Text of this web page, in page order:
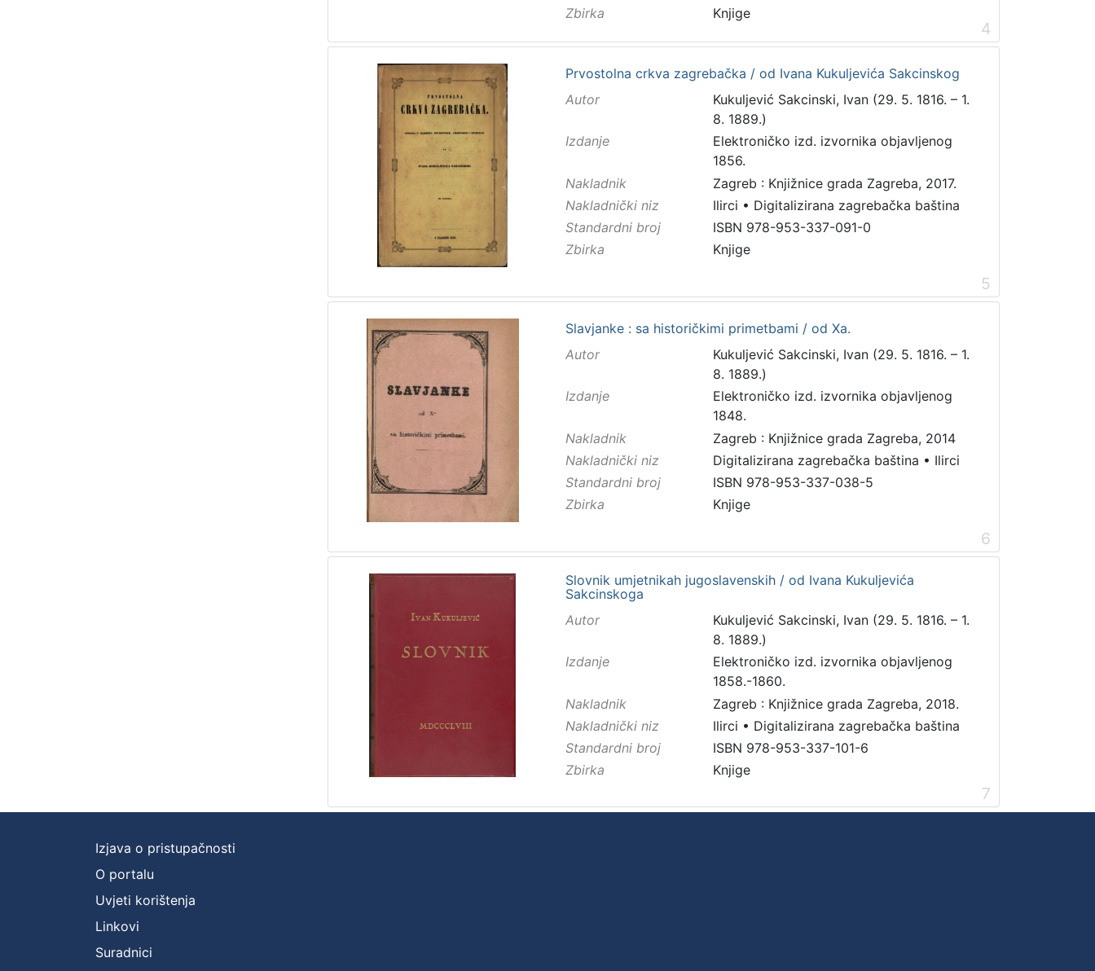
Zbirka
Knjige
4
Prvostolna crkva zagrebačka / od Ivana Kukuljevića Sakcinskog
Autor
Kukuljević Sakcinski, Ivan (29. 5. 1816. – 1.
8. 1889.)
Izdanje
Elektroničko izd. izvornika objavljenog
1856.
Nakladnik
Zagreb : Knjižnice grada Zagreba, 2017.
Nakladnički niz
Ilirci • Digitalizirana zagrebačka baština
Standardni broj
ISBN 978-953-337-091-0
Zbirka
Knjige
5
Slavjanke : sa historičkimi primetbami / od Xa.
Autor
Kukuljević Sakcinski, Ivan (29. 5. 1816. – 1.
8. 1889.)
Izdanje
Elektroničko izd. izvornika objavljenog
1848.
Nakladnik
Zagreb : Knjižnice grada Zagreba, 2014
Nakladnički niz
Digitalizirana zagrebačka baština • Ilirci
Standardni broj
ISBN 978-953-337-038-5
Zbirka
Knjige
6
Slovnik umjetnikah jugoslavenskih / od Ivana Kukuljevića
Sakcinskoga
Autor
Kukuljević Sakcinski, Ivan (29. 5. 1816. – 1.
8. 1889.)
Izdanje
Elektroničko izd. izvornika objavljenog
1858.-1860.
Nakladnik
Zagreb : Knjižnice grada Zagreba, 2018.
Nakladnički niz
Ilirci • Digitalizirana zagrebačka baština
Standardni broj
ISBN 978-953-337-101-6
Zbirka
Knjige
7
Izjava o pristupačnosti
O portalu
Uvjeti korištenja
Linkovi
Suradnici